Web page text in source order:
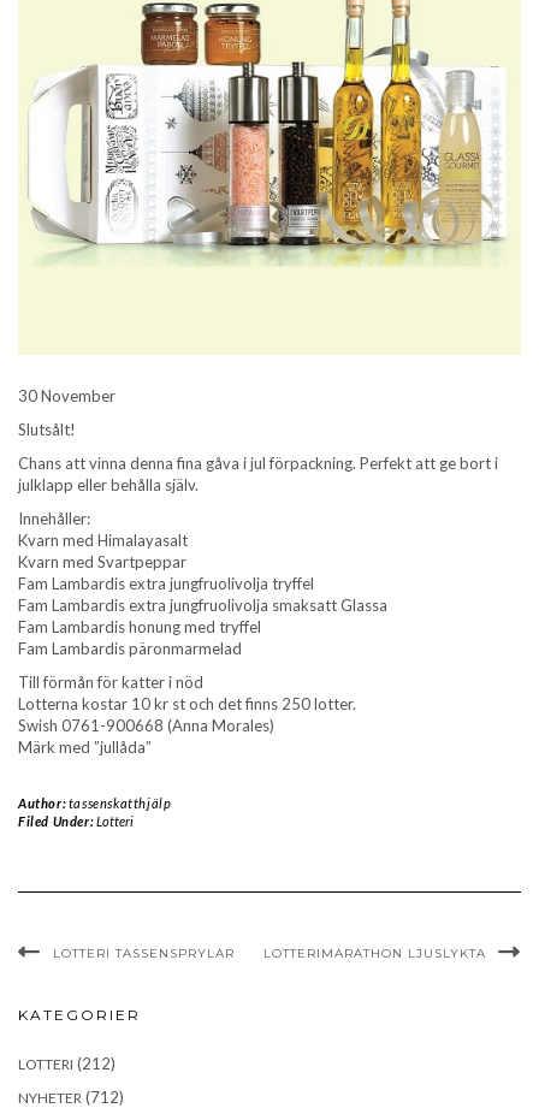
30 November
Slutsålt!
Chans att vinna denna fina gåva i jul förpackning. Perfekt att ge bort i
julklapp eller behålla själv.
Innehåller:
Kvarn med Himalayasalt
Kvarn med Svartpeppar
Fam Lambardis extra jungfruolivolja tryffel
Fam Lambardis extra jungfruolivolja smaksatt Glassa
Fam Lambardis honung med tryffel
Fam Lambardis päronmarmelad
Till förmån för katter i nöd
Lotterna kostar 10 kr st och det finns 250 lotter.
Swish 0761-900668 (Anna Morales)
Märk med ”jullåda”
Author:tassenskatthjälp
Filed Under:Lotteri
LOTTERI TASSENSPRYLAR LOTTERIMARATHON LJUSLYKTA
KATEGORIER
LOTTERI (212)
NYHETER (712)